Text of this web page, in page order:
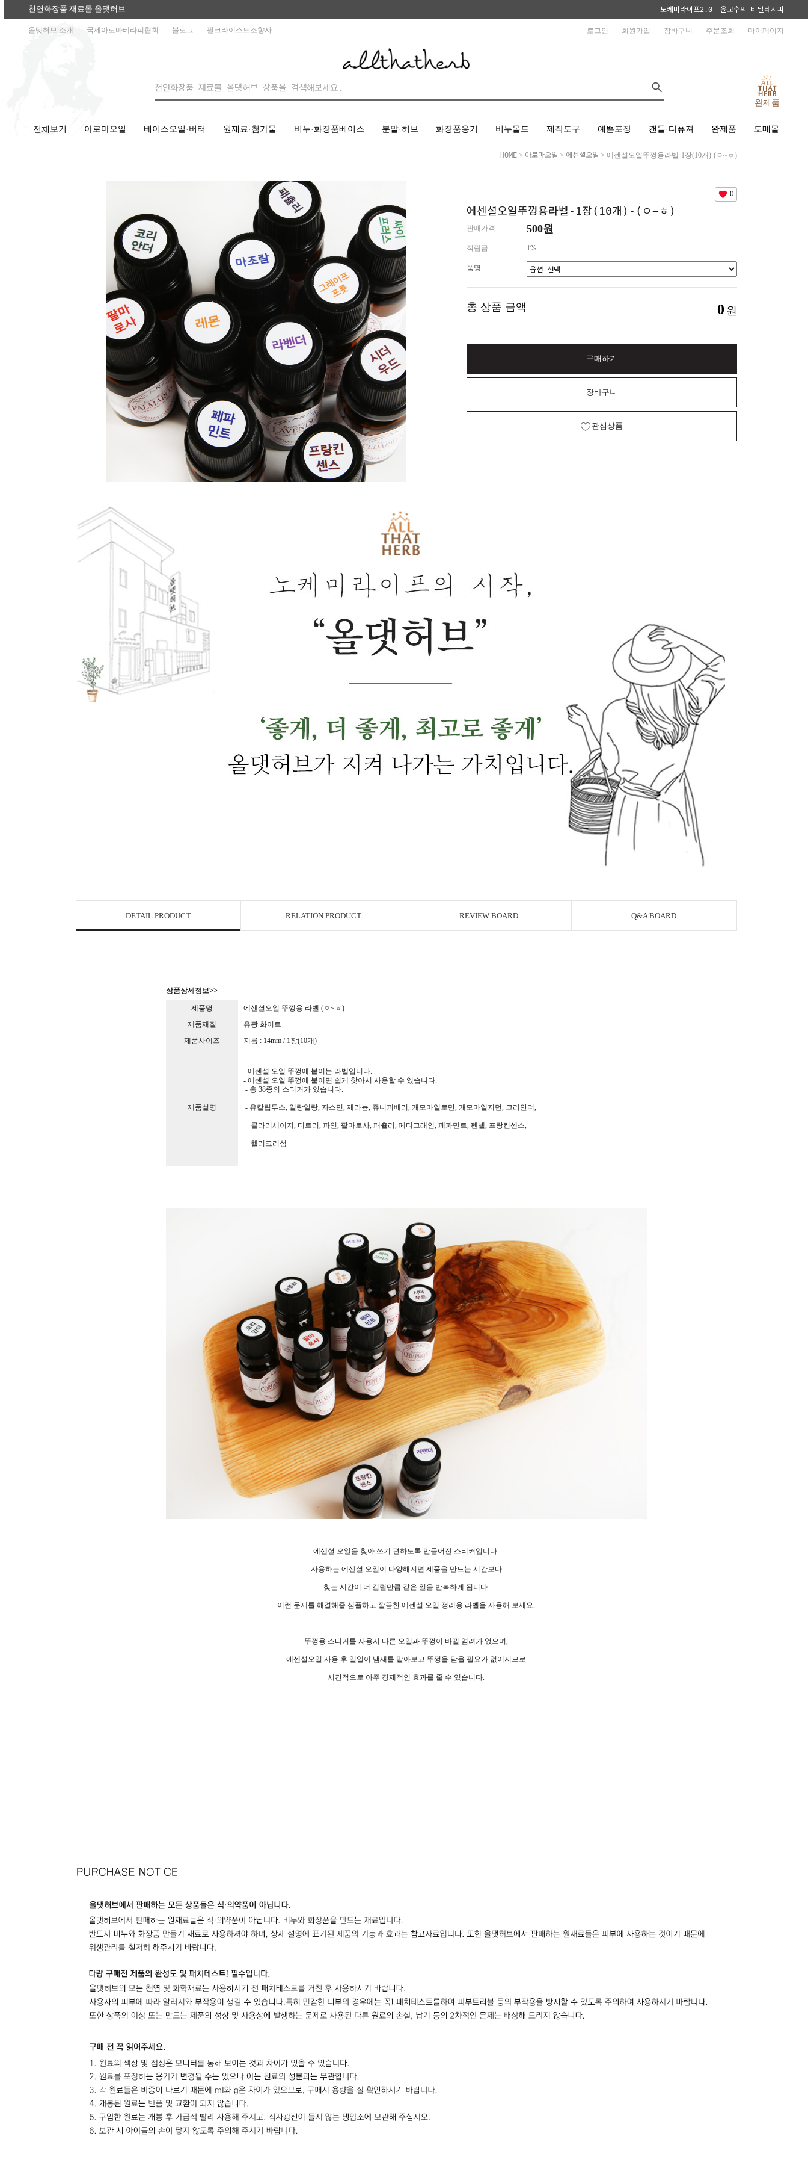
천연화장품 재료몰 올댓허브 노케미라이프2.0 윤교수의 비밀레시피
올댓허브 소개 국제아로마테라피협회 블로그 필크라이스트조향사 로그인 회원가입 장바구니 주문조회 마이페이지
완제품
전체보기 아로마오일 베이스오일·버터 원재료·첨가물 비누·화장품베이스 분말·허브 화장품용기 비누몰드 제작도구 예쁜포장 캔들·디퓨져 완제품 도매몰
HOME> 아로마오일 > 에센셜오일 > 에센셜오일뚜껑용라벨-1장(10개)-(ㅇ~ㅎ)
0
에센셜오일뚜껑용라벨-1장(10개)-(ㅇ~ㅎ)
판매가격 500원
적립금 1%
품명
총 상품 금액 0 원
구매하기
장바구니
관심상품
DETAIL PRODUCT RELATION PRODUCT REVIEW BOARD Q&A BOARD
상품상세정보>>
제품명
에센셜오일 뚜껑용 라벨 (ㅇ~ㅎ)
제품재질
유광 화이트
제품사이즈
지름 : 14mm / 1장(10개)
제품설명
- 에센셜 오일 뚜껑에 붙이는 라벨입니다.
- 에센셜 오일 뚜껑에 붙이면 쉽게 찾아서 사용할 수 있습니다.
- 총 38종의 스티커가 있습니다.
- 유칼립투스, 일랑일랑, 자스민, 제라늄, 쥬니퍼베리, 캐모마일로만, 캐모마일저먼, 코리안더,
클라리세이지, 티트리, 파인, 팔마로사, 패츌리, 페티그래인, 페파민트, 펜넬, 프랑킨센스,
헬리크리섬
에센셜 오일을 찾아 쓰기 편하도록 만들어진 스티커입니다.
사용하는 에센셜 오일이 다양해지면 제품을 만드는 시간보다
찾는 시간이 더 걸릴만큼 같은 일을 반복하게 됩니다.
이런 문제를 해결해줄 심플하고 깔끔한 에센셜 오일 정리용 라벨을 사용해 보세요.
뚜껑용 스티커를 사용시 다른 오일과 뚜껑이 바뀔 염려가 없으며,
에센셜오일 사용 후 일일이 냄새를 맡아보고 뚜껑을 닫을 필요가 없어지므로
시간적으로 아주 경제적인 효과를 줄 수 있습니다.